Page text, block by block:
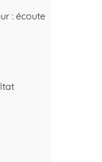
: écoute